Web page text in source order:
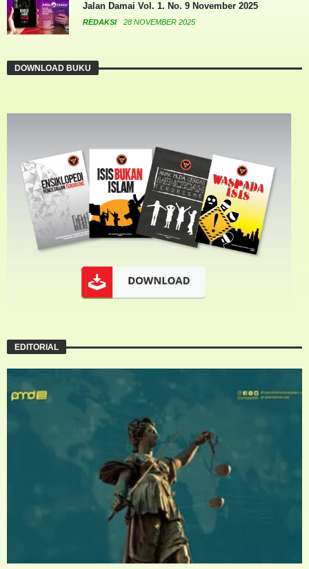
Jalan Damai Vol. 1. No. 9 November 2025
REDAKSI 28 NOVEMBER 2025
DOWNLOAD BUKU
EDITORIAL